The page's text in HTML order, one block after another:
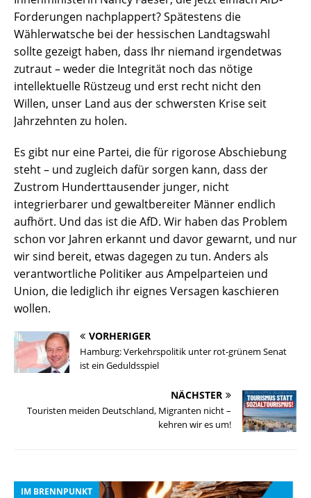
Forderungen nachplappert? Spätestens die
Wählerwatsche bei der hessischen Landtagswahl
sollte gezeigt haben, dass Ihr niemand irgendetwas
zutraut – weder die Integrität noch das nötige
intellektuelle Rüstzeug und erst recht nicht den
Willen, unser Land aus der schwersten Krise seit
Jahrzehnten zu holen.
Es gibt nur eine Partei, die für rigorose Abschiebung
steht – und zugleich dafür sorgen kann, dass der
Zustrom Hunderttausender junger, nicht
integrierbarer und gewaltbereiter Männer endlich
aufhört. Und das ist die AfD. Wir haben das Problem
schon vor Jahren erkannt und davor gewarnt, und nur
wir sind bereit, etwas dagegen zu tun. Anders als
verantwortliche Politiker aus Ampelparteien und
Union, die lediglich ihr eignes Versagen kaschieren
wollen.
VORHERIGER
Hamburg: Verkehrspolitik unter rot-grünem Senat
ist ein Geduldsspiel
NÄCHSTER
Touristen meiden Deutschland, Migranten nicht –
kehren wir es um!
IM BRENNPUNKT